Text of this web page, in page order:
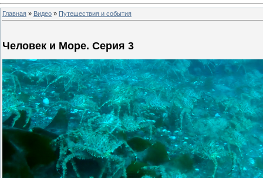
Главная » Видео » Путешествия и события
Человек и Море. Серия 3